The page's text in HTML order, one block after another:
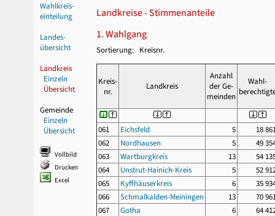
Wahlkreis-
einteilung
Landes-
übersicht
Landkreis
Einzeln
Übersicht
Gemeinde
Einzeln
Übersicht
Vollbild
Drucken
Excel
Landkreise - Stimmenanteile
1. Wahlgang
Sortierung: Kreisnr.
Kreis-
nr.
Landkreis
Anzahl
der Ge-
meinden
Wahl-
061 Eichsfeld 5
18
062
Nordhausen 5
49
063
Wartburgkreis 13
54
064
Unstrut-Hainich-Kreis 5
52
065
Kyffhäuserkreis 6
35
066
Schmalkalden-Meiningen 13
70
067
Gotha 6
64